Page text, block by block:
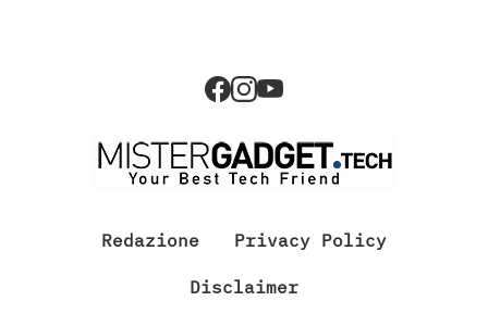
Redazione Privacy Policy
Disclaimer